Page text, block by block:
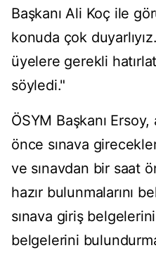
Başkanı Ali Koç ile
konuda çok
üyelere gerekli
söyledi."
ÖSYM Başkanı Ersoy,
önce sınava
ve sınavdan bir saat
hazır bulunmalarını
sınava giriş
belgelerini